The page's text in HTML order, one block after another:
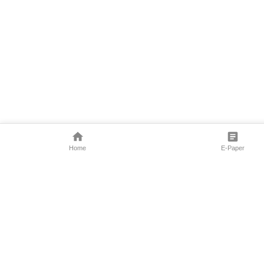
Home E-Paper